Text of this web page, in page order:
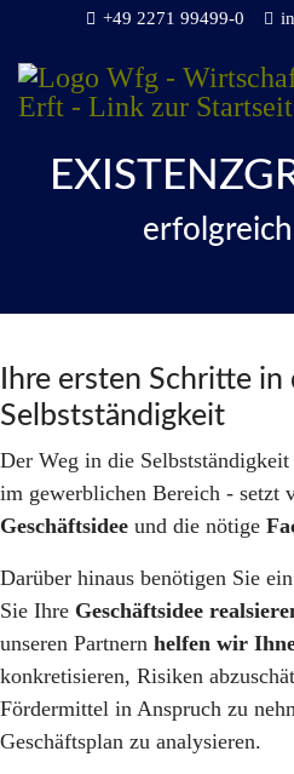
+49 2271 99499-0
Ihre ersten Schritte in
Selbstständigkeit
Der Weg in die
im gewerblichen Bereich - setzt
Geschäftsidee und die nötige
Darüber hinaus benötigen Sie ein
Sie Ihre Geschäftsidee
unseren Partnern helfen wir
konkretisieren, Risiken
Fördermittel in Anspruch zu
Geschäftsplan zu analysieren.